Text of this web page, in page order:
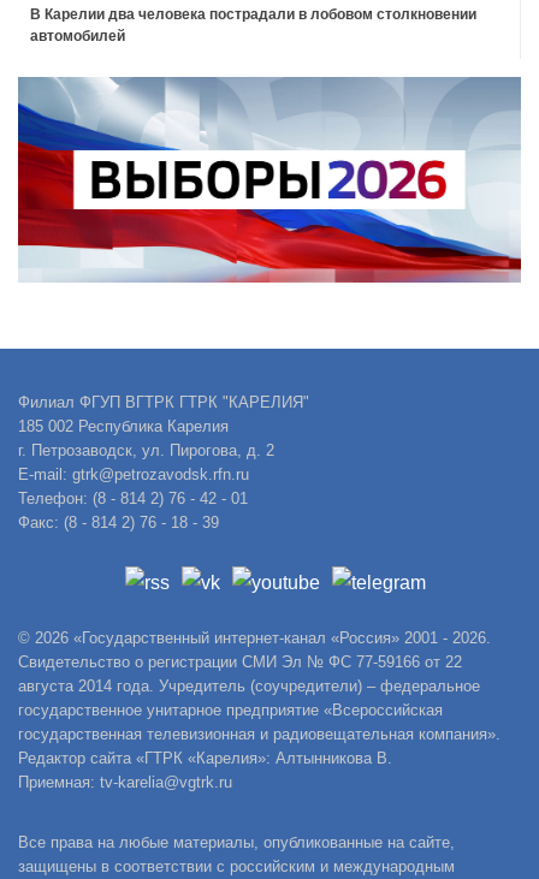
В Карелии два человека пострадали в лобовом столкновении
автомобилей
Филиал ФГУП ВГТРК ГТРК "КАРЕЛИЯ"
185 002 Республика Карелия
г. Петрозаводск, ул. Пирогова, д. 2
E-mail: gtrk@petrozavodsk.rfn.ru
Телефон: (8 - 814 2) 76 - 42 - 01
Факс: (8 - 814 2) 76 - 18 - 39
© 2026 «Государственный интернет-канал «Россия» 2001 - 2026.
Свидетельство о регистрации СМИ Эл № ФС 77-59166 от 22
августа 2014 года. Учредитель (соучредители) – федеральное
государственное унитарное предприятие «Всероссийская
государственная телевизионная и радиовещательная компания».
Редактор сайта «ГТРК «Карелия»: Алтынникова В.
Приемная: tv-karelia@vgtrk.ru
Все права на любые материалы, опубликованные на сайте,
защищены в соответствии с российским и международным